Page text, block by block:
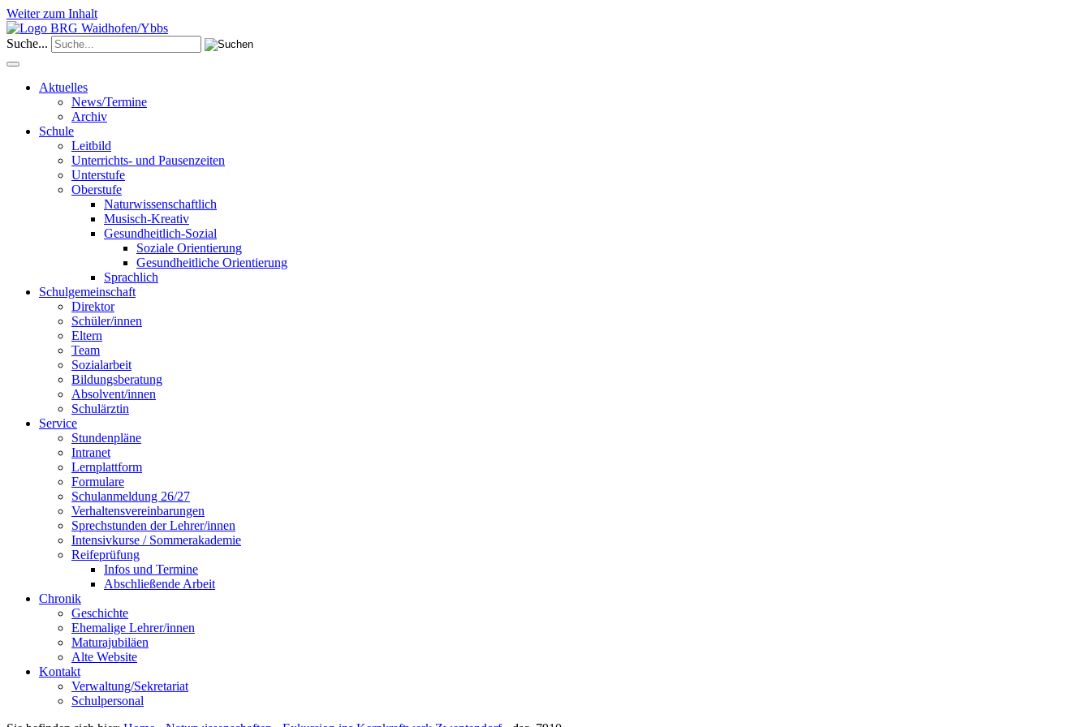
Weiter zum Inhalt
Suche...
Aktuelles
News/Termine
Archiv
Schule
Leitbild
Unterrichts- und Pausenzeiten
Unterstufe
Oberstufe
Naturwissenschaftlich
Musisch-Kreativ
Gesundheitlich-Sozial
Soziale Orientierung
Gesundheitliche Orientierung
Sprachlich
Schulgemeinschaft
Direktor
Schüler/innen
Eltern
Team
Sozialarbeit
Bildungsberatung
Absolvent/innen
Schulärztin
Service
Stundenpläne
Intranet
Lernplattform
Formulare
Schulanmeldung 26/27
Verhaltensvereinbarungen
Sprechstunden der Lehrer/innen
Intensivkurse / Sommerakademie
Reifeprüfung
Infos und Termine
Abschließende Arbeit
Chronik
Geschichte
Ehemalige Lehrer/innen
Maturajubiläen
Alte Website
Kontakt
Verwaltung/Sekretariat
Schulpersonal